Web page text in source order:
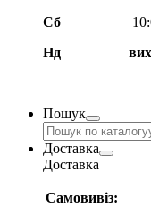
Сб
10:00-
Нд
Пошук
Доставка
Доставка
Самовивіз: